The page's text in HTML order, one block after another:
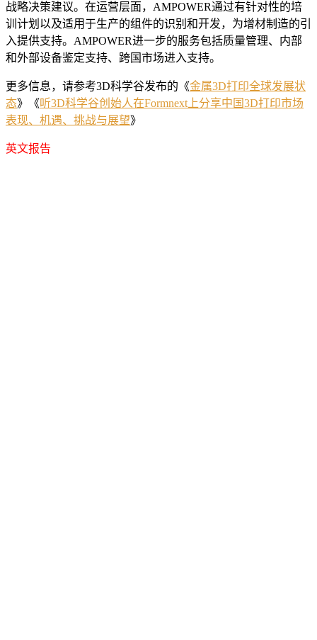
战略决策建议。在运营层面，AMPOWER通过有针对性的培
训计划以及适用于生产的组件的识别和开发，为增材制造的引
入提供支持。AMPOWER进一步的服务包括质量管理、内部
和外部设备鉴定支持、跨国市场进入支持。
更多信息，请参考3D科学谷发布的《金属3D打印全球发展状
态》《听3D科学谷创始人在Formnext上分享中国3D打印市场
表现、机遇、挑战与展望》
英文报告